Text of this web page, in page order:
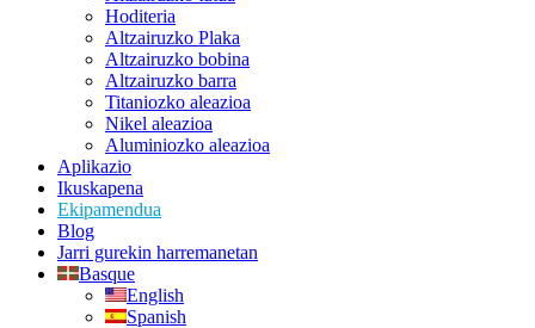
Hoditeria
Altzairuzko Plaka
Altzairuzko bobina
Altzairuzko barra
Titaniozko aleazioa
Nikel aleazioa
Aluminiozko aleazioa
Aplikazio
Ikuskapena
Ekipamendua
Blog
Jarri gurekin harremanetan
Basque
English
Spanish